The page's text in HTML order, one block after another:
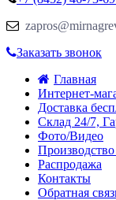
Заказать звонок
Главная
Интернет-
Доставка
Склад 24/7,
Фото/Видео
Распродажа
Контакты
Обратная